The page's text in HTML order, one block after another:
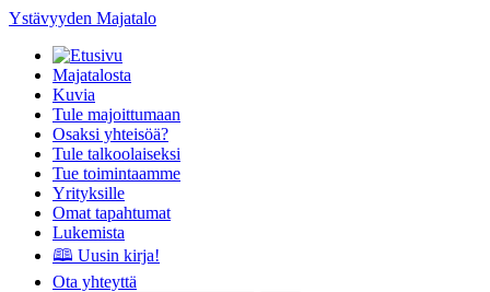
Ystävyyden Majatalo
Majatalosta
Kuvia
Tule majoittumaan
Osaksi yhteisöä?
Tule talkoolaiseksi
Tue toimintaamme
Yrityksille
Omat tapahtumat
Lukemista
🕮 Uusin kirja!
Ota yhteyttä